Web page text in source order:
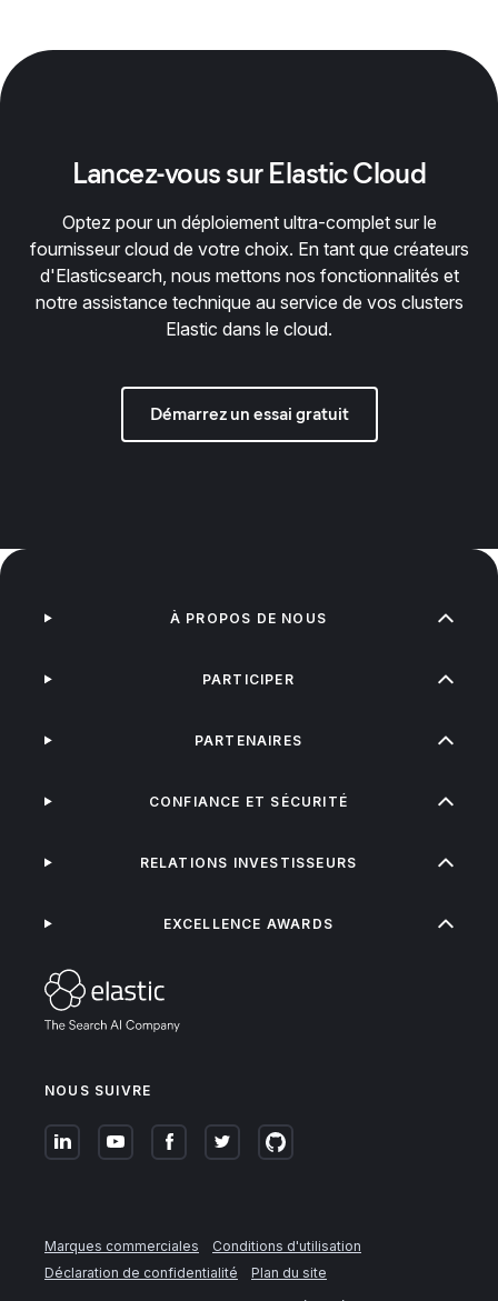
Lancez-vous sur Elastic Cloud
Optez pour un déploiement ultra-complet sur le
fournisseur cloud de votre choix. En tant que créateurs
d'Elasticsearch, nous mettons nos fonctionnalités et
notre assistance technique au service de vos clusters
Elastic dans le cloud.
Démarrez un essai gratuit
NOUS SUIVRE
À PROPOS DE NOUS
PARTICIPER
PARTENAIRES
CONFIANCE ET SÉCURITÉ
RELATIONS INVESTISSEURS
EXCELLENCE AWARDS
Marques commerciales
Conditions d'utilisation
Déclaration de confidentialité
Plan du site